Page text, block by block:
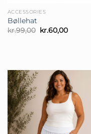
ACCESSORIES
Bøllehat
kr.99,00 Den
oprindelige
kr.60,00Den